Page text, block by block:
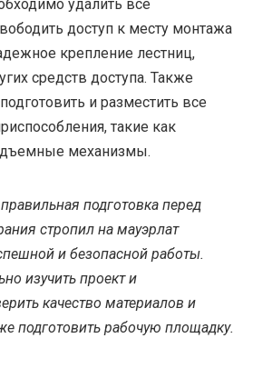
удалить все
доступ к месту монтажа
крепление лестниц,
средств доступа. Также
и разместить все
такие как
механизмы.
подготовка перед
стропил на мауэрлат
и безопасной работы.
изучить проект и
качество материалов и
подготовить рабочую площадку.